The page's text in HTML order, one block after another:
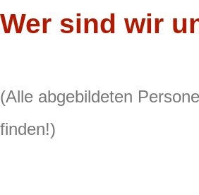
Wer sind wir
(Alle abgebildeten
finden!)